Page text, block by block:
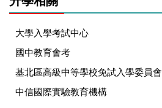
大學入學考試中心
國中教育會考
基北區高級中等學校免試入學委員會
中信國際實驗教育機構